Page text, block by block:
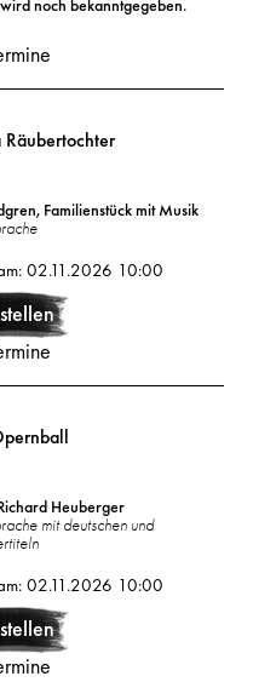
noch bekanntgegeben.
Räubertochter
Familienstück mit Musik
02.11.2026 10:00
Heuberger
mit deutschen und
02.11.2026 10:00